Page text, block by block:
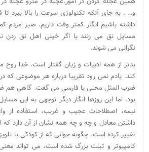
و… . به جای آنکه تکنولوژی سرعت را بالا ببرد
داشته باشیم انگار کمتر وقت داریم. صبر
مسایل نق می زنند یا اگر خیلی اهل نق زدن
نگرانی می شوند.
بدتر از همه ادبیات و زبان گفتار است. خدا روح
کند. یادم نمی رود تقریبا درباره هر موضوعی
ضرب المثل محلی یا فارسی می گفت. گاهی هم
بود. اما این روزها انگار دیگر توجهی به این
نیمه، اصطلاحات عجیب و غریب، استفاده از
داشتن معادل و چه و چه همه نشان از آن دارد که
تغییر کرده است. چگونه جوانی که از کودکی با
کامپیوتر و تبلت بزرگ شده است، می تواند